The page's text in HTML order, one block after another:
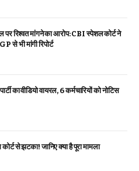
पर रिश्वत मांगने का आरोप: CBI स्पेशल कोर्ट ने
से भी मांगी रिपोर्ट
का वीडियो वायरल, 6 कर्मचारियों को नोटिस
से झटका! जानिए क्या है पूरा मामला